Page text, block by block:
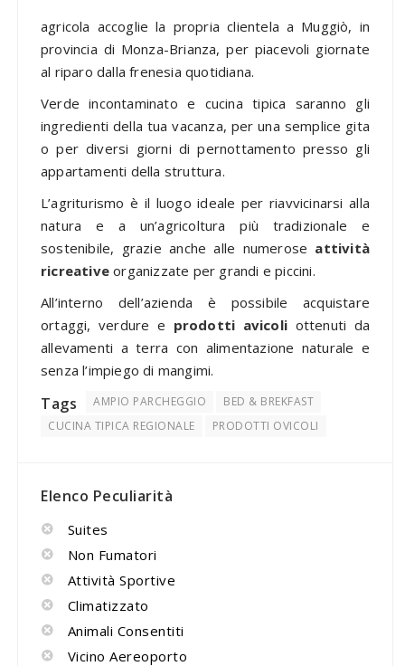
agricola accoglie la propria clientela a Muggiò, in
provincia di Monza-Brianza, per piacevoli giornate
al riparo dalla frenesia quotidiana.
Verde incontaminato e cucina tipica saranno gli
ingredienti della tua vacanza, per una semplice gita
o per diversi giorni di pernottamento presso gli
appartamenti della struttura.
L’agriturismo è il luogo ideale per riavvicinarsi alla
natura e a un’agricoltura più tradizionale e
sostenibile, grazie anche alle numerose attività
ricreative organizzate per grandi e piccini.
All’interno dell’azienda è possibile acquistare
ortaggi, verdure e prodotti avicoli ottenuti da
allevamenti a terra con alimentazione naturale e
senza l’impiego di mangimi.
Tags AMPIO PARCHEGGIO
BED & BREKFAST
CUCINA TIPICA REGIONALE
PRODOTTI OVICOLI
Elenco Peculiarità
Suites
Non Fumatori
Attività Sportive
Climatizzato
Animali Consentiti
Vicino Aereoporto